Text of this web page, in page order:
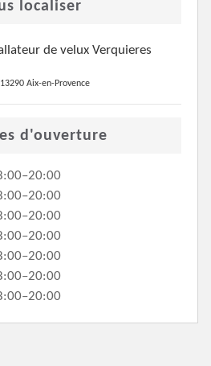
localiser
de velux Verquieres
Aix-en-Provence
d'ouverture